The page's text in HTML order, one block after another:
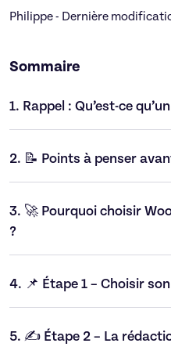
Philippe - Dernière
Sommaire
1. Rappel : Qu’est-ce
2. 📝 Points à penser
3. 🚀 Pourquoi choisir
?
4. 📌 Étape 1 – Choisir
5. ✍️ Étape 2 – La